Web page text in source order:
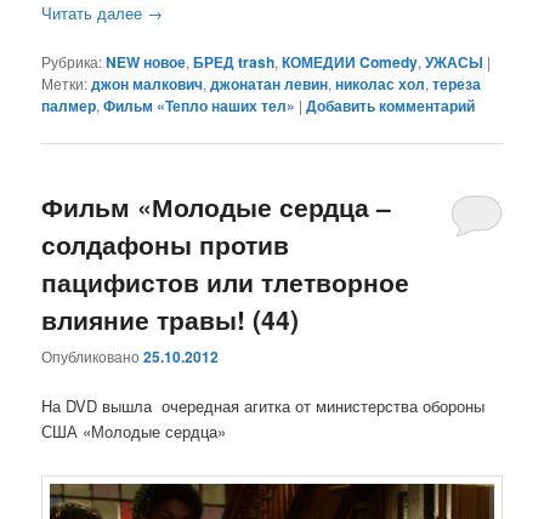
Читать далее →
Рубрика:NEW новое,БРЕД trash,КОМЕДИИ Comedy,УЖАСЫ |
Метки:джон малкович,джонатан левин,николас хол,тереза
палмер,Фильм «Тепло наших тел» |Добавить комментарий
Фильм «Молодые сердца –
солдафоны против
пацифистов или тлетворное
влияние травы! (44)
Опубликовано25.10.2012
На DVD вышла очередная агитка от министерства обороны
США «Молодые сердца»